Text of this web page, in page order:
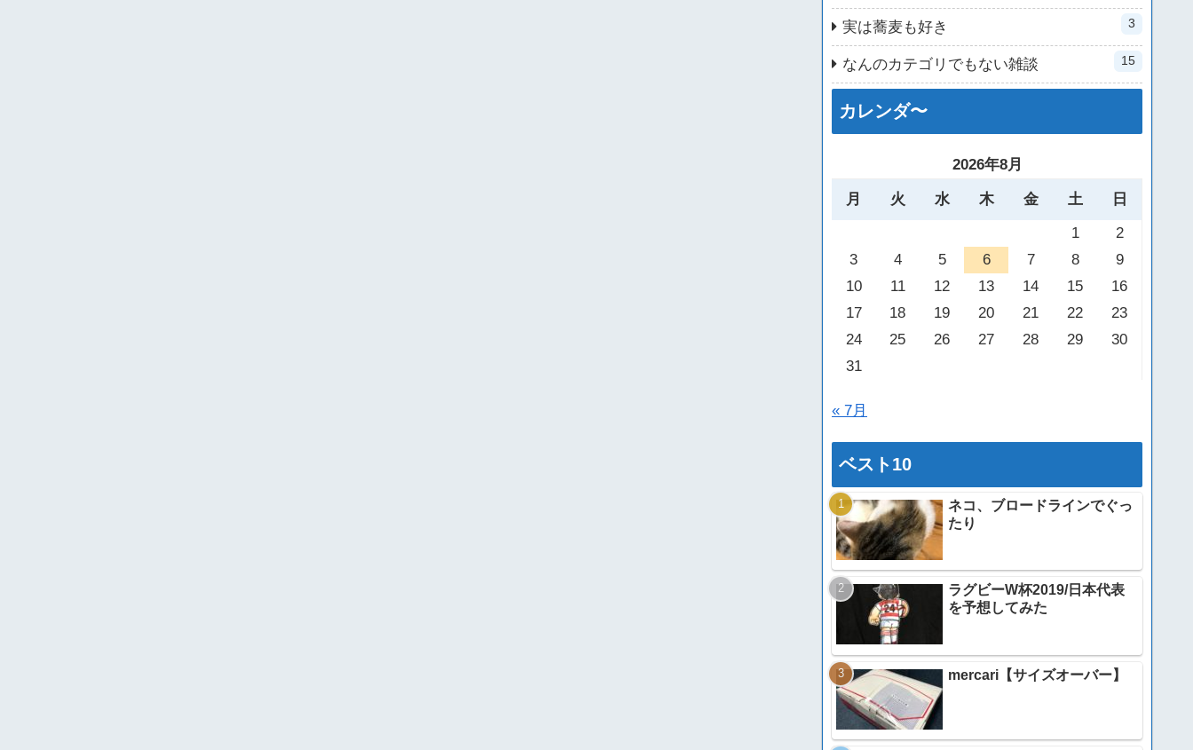
実は蕎麦も好き 3
なんのカテゴリでもない雑談 15
カレンダ〜
2026年8月
月 火 水 木 金 土
日
1
2
3
4 5 6 7 8
9
10
11 12 13 14 15
16
17
18 19 20 21 22
23
24
25 26 27 28 29
30
31
« 7月
ベスト10
ネコ、ブロードラインでぐっ
たり
ラグビーW杯2019/日本代表
を予想してみた
mercari【サイズオーバー】